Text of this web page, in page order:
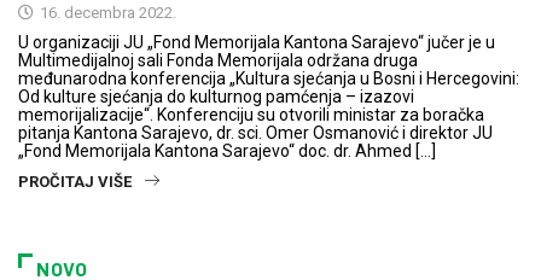
16. decembra 2022.
U organizaciji JU „Fond Memorijala Kantona Sarajevo“ jučer je u
Multimedijalnoj sali Fonda Memorijala održana druga
međunarodna konferencija „Kultura sjećanja u Bosni i Hercegovini:
Od kulture sjećanja do kulturnog pamćenja – izazovi
memorijalizacije“. Konferenciju su otvorili ministar za boračka
pitanja Kantona Sarajevo, dr. sci. Omer Osmanović i direktor JU
„Fond Memorijala Kantona Sarajevo“ doc. dr. Ahmed […]
PROČITAJ VIŠE
NOVO